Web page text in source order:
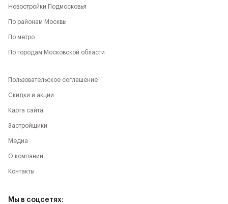
Новостройки Подмосковья
По районам Москвы
По метро
По городам Московской области
Пользовательское соглашение
Скидки и акции
Карта сайта
Застройщики
Медиа
О компании
Контакты
Мы в соцсетях: